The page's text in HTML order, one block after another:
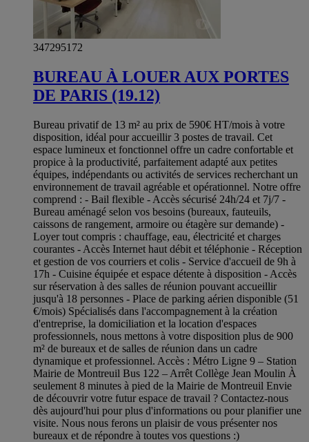
347295172
BUREAU À LOUER AUX PORTES
DE PARIS (19.12)
Bureau privatif de 13 m² au prix de 590€ HT/mois à votre
disposition, idéal pour accueillir 3 postes de travail. Cet
espace lumineux et fonctionnel offre un cadre confortable et
propice à la productivité, parfaitement adapté aux petites
équipes, indépendants ou activités de services recherchant un
environnement de travail agréable et opérationnel. Notre offre
comprend : - Bail flexible - Accès sécurisé 24h/24 et 7j/7 -
Bureau aménagé selon vos besoins (bureaux, fauteuils,
caissons de rangement, armoire ou étagère sur demande) -
Loyer tout compris : chauffage, eau, électricité et charges
courantes - Accès Internet haut débit et téléphonie - Réception
et gestion de vos courriers et colis - Service d'accueil de 9h à
17h - Cuisine équipée et espace détente à disposition - Accès
sur réservation à des salles de réunion pouvant accueillir
jusqu'à 18 personnes - Place de parking aérien disponible (51
€/mois) Spécialisés dans l'accompagnement à la création
d'entreprise, la domiciliation et la location d'espaces
professionnels, nous mettons à votre disposition plus de 900
m² de bureaux et de salles de réunion dans un cadre
dynamique et professionnel. Accès : Métro Ligne 9 – Station
Mairie de Montreuil Bus 122 – Arrêt Collège Jean Moulin À
seulement 8 minutes à pied de la Mairie de Montreuil Envie
de découvrir votre futur espace de travail ? Contactez-nous
dès aujourd'hui pour plus d'informations ou pour planifier une
visite. Nous nous ferons un plaisir de vous présenter nos
bureaux et de répondre à toutes vos questions :)